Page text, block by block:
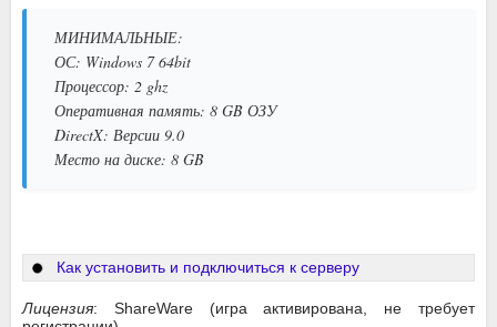
МИНИМАЛЬНЫЕ:
ОС: Windows 7 64bit
Процессор: 2 ghz
Оперативная память: 8 GB ОЗУ
DirectX: Версии 9.0
Место на диске: 8 GB
Как установить и подключиться к серверу
Лицензия: ShareWare (игра активирована, не требует